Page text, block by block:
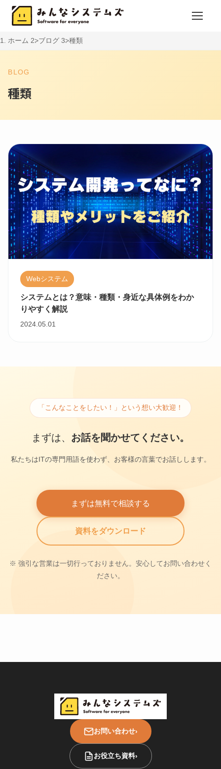
ホーム ブログ 種類
BLOG
種類
Webシステム
システムとは？意味・種類・身近な具体例をわか
りやすく解説
2024.05.01
「こんなことをしたい！」という想い大歓迎！
まずは、 お話を聞かせてください。
私たちはITの専門用語を使わず、お客様の言葉でお話しします。
まずは無料で相談する
資料をダウンロード
※ 強引な営業は一切行っておりません。安心してお問い合わせく
ださい。
お問い合わせ›
お役立ち資料›